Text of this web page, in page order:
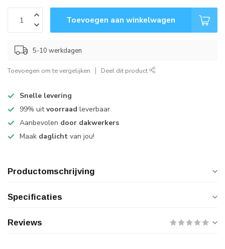
Toevoegen aan winkelwagen
5-10 werkdagen
Toevoegen om te vergelijken Deel dit product
Snelle levering
99% uitvoorraad leverbaar
Aanbevolen door dakwerkers
Maak daglicht van jou!
Productomschrijving
Specificaties
Reviews